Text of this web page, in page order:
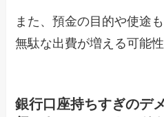
また、預金の目的や使途
無駄な出費が増える可能性
銀行口座持ちすぎのデ